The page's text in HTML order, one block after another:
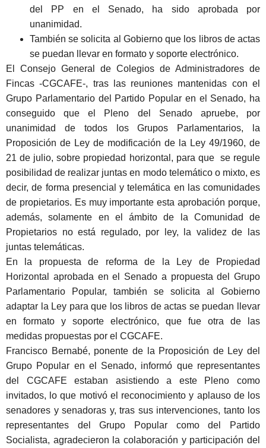
del PP en el Senado, ha sido aprobada por
unanimidad.
También se solicita al Gobierno que los libros de actas
se puedan llevar en formato y soporte electrónico.
El Consejo General de Colegios de Administradores de
Fincas -CGCAFE-, tras las reuniones mantenidas con el
Grupo Parlamentario del Partido Popular en el Senado, ha
conseguido que el Pleno del Senado apruebe, por
unanimidad de todos los Grupos Parlamentarios, la
Proposición de Ley de modificación de la Ley 49/1960, de
21 de julio, sobre propiedad horizontal, para que se regule
posibilidad de realizar juntas en modo telemático o mixto, es
decir, de forma presencial y telemática en las comunidades
de propietarios. Es muy importante esta aprobación porque,
además, solamente en el ámbito de la Comunidad de
Propietarios no está regulado, por ley, la validez de las
juntas telemáticas.
En la propuesta de reforma de la Ley de Propiedad
Horizontal aprobada en el Senado a propuesta del Grupo
Parlamentario Popular, también se solicita al Gobierno
adaptar la Ley para que los libros de actas se puedan llevar
en formato y soporte electrónico, que fue otra de las
medidas propuestas por el CGCAFE.
Francisco Bernabé, ponente de la Proposición de Ley del
Grupo Popular en el Senado, informó que representantes
del CGCAFE estaban asistiendo a este Pleno como
invitados, lo que motivó el reconocimiento y aplauso de los
senadores y senadoras y, tras sus intervenciones, tanto los
representantes del Grupo Popular como del Partido
Socialista, agradecieron la colaboración y participación del